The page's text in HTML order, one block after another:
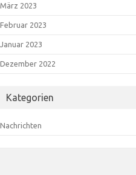
März 2023
Februar 2023
Januar 2023
Dezember 2022
Kategorien
Nachrichten